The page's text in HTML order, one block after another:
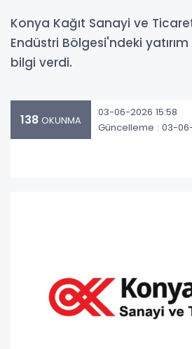
Konya Kağıt Sanayi ve
Endüstri Bölgesi'ndeki
bilgi verdi.
138 OKUNMA
03-06-2026 15:58
Güncelleme : 03-